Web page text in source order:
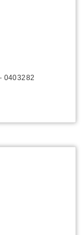
0403282